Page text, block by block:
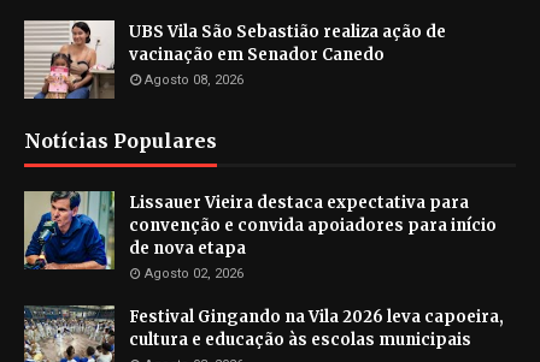
UBS Vila São Sebastião realiza ação de
vacinação em Senador Canedo
Agosto 08, 2026
Notícias Populares
Lissauer Vieira destaca expectativa para
convenção e convida apoiadores para início
de nova etapa
Agosto 02, 2026
Festival Gingando na Vila 2026 leva capoeira,
cultura e educação às escolas municipais